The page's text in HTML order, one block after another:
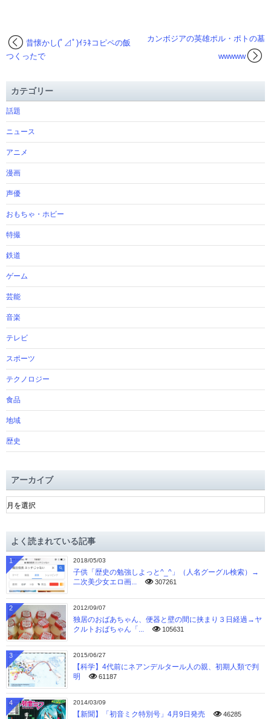
カンボジアの英雄ポル・ポトの墓
wwwww
昔懐かし(ﾟ⊿ﾟ)ｲﾗﾈコピペの飯
つくったで
カテゴリー
話題
ニュース
アニメ
漫画
声優
おもちゃ・ホビー
特撮
鉄道
ゲーム
芸能
音楽
テレビ
スポーツ
テクノロジー
食品
地域
歴史
アーカイブ
ア
ー
ブよく読まれている記事
2018/05/03
子供「歴史の勉強しよっと^_^」（人名グーグル検索）→
二次美少女エロ画...
307261
1
2012/09/07
独居のおばあちゃん、便器と壁の間に挟まり３日経過→ヤ
クルトおばちゃん「...
105631
2
2015/06/27
【科学】4代前にネアンデルタール人の親、初期人類で判
明
61187
3
2014/03/09
【新聞】「初音ミク特別号」4月9日発売 46285
4